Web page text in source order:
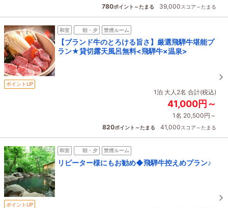
780ポイント～たまる 39,000スコア～たまる
和室 朝・夕 禁煙ルーム
【ブランド牛のとろける旨さ】厳選飛騨牛堪能プ
ラン★貸切露天風呂無料<飛騨牛×温泉>
ポイントUP
1泊 大人2名 合計(税込)
41,000円～
1名 20,500円～
820ポイント～たまる 41,000スコア～たまる
和室 朝・夕 禁煙ルーム
リピーター様にもお勧め◆飛騨牛控えめプラン♪
ポイントUP